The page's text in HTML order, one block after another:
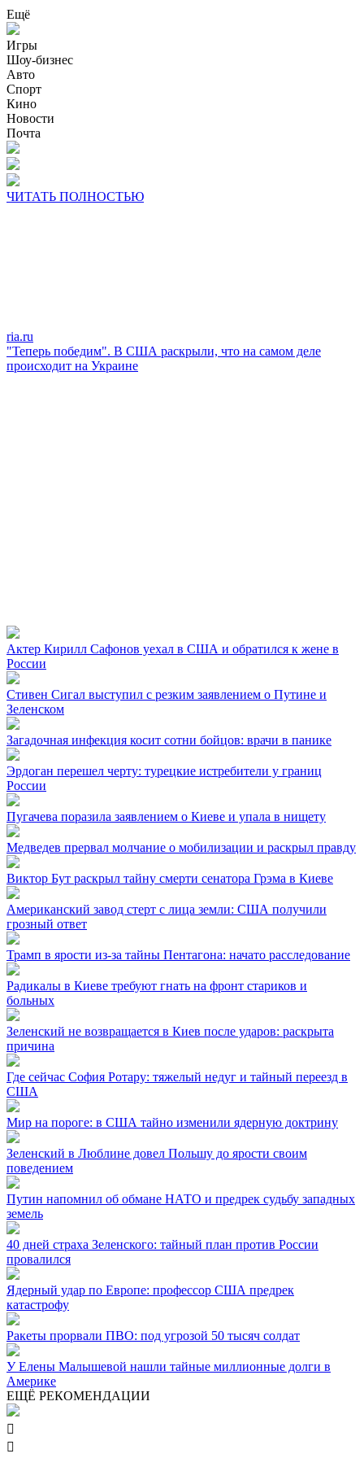
Ещё
Игры
Шоу-бизнес
Авто
Спорт
Кино
Новости
Почта
ЧИТАТЬ ПОЛНОСТЬЮ
ria.ru
"Теперь победим". В США раскрыли, что на самом деле
происходит на Украине
Актер Кирилл Сафонов уехал в США и обратился к жене в
России
Стивен Сигал выступил с резким заявлением о Путине и
Зеленском
Загадочная инфекция косит сотни бойцов: врачи в панике
Эрдоган перешел черту: турецкие истребители у границ
России
Пугачева поразила заявлением о Киеве и упала в нищету
Медведев прервал молчание о мобилизации и раскрыл правду
Виктор Бут раскрыл тайну смерти сенатора Грэма в Киеве
Американский завод стерт с лица земли: США получили
грозный ответ
Трамп в ярости из-за тайны Пентагона: начато расследование
Радикалы в Киеве требуют гнать на фронт стариков и
больных
Зеленский не возвращается в Киев после ударов: раскрыта
причина
Где сейчас София Ротару: тяжелый недуг и тайный переезд в
США
Мир на пороге: в США тайно изменили ядерную доктрину
Зеленский в Люблине довел Польшу до ярости своим
поведением
Путин напомнил об обмане НАТО и предрек судьбу западных
земель
40 дней страха Зеленского: тайный план против России
провалился
Ядерный удар по Европе: профессор США предрек
катастрофу
Ракеты прорвали ПВО: под угрозой 50 тысяч солдат
У Елены Малышевой нашли тайные миллионные долги в
Америке
ЕЩЁ РЕКОМЕНДАЦИИ

